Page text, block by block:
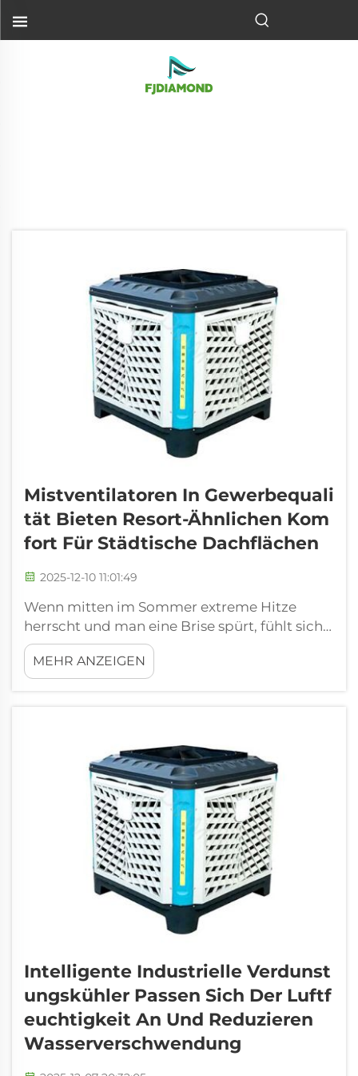
Mistventilatoren In Gewerbequali
Tät Bieten Resort-Ähnlichen Kom
Fort Für Städtische Dachflächen
2025-12-10 11:01:49
Wenn mitten im Sommer extreme Hitze
herrscht und man eine Brise spürt, fühlt sich
kaum etwas so gut an. Nebelventilatoren sind
eine ideale Möglichkeit, um Außenbereiche
abzukühlen, besonders in Städten, wo Platz
MEHR ANZEIGEN
Intelligente Industrielle Verdunst
Ungskühler Passen Sich Der Luftf
Euchtigkeit An Und Reduzieren
Wasserverschwendung